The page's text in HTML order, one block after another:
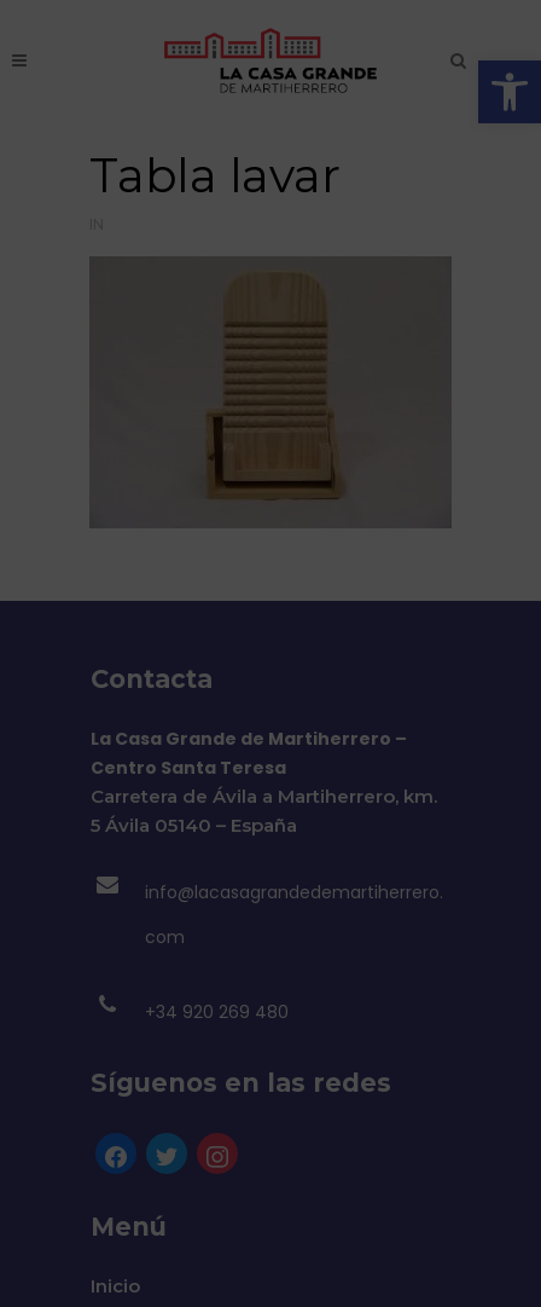
Tabla lavar
Contacta
La Casa Grande de Martiherrero –
Centro Santa Teresa
Carretera de Ávila a Martiherrero, km.
5 Ávila 05140 – España
info@lacasagrandedemartiherrero.
com
+34 920 269 480
Síguenos en las redes
facebooktwitterinstagram
Menú
Inicio